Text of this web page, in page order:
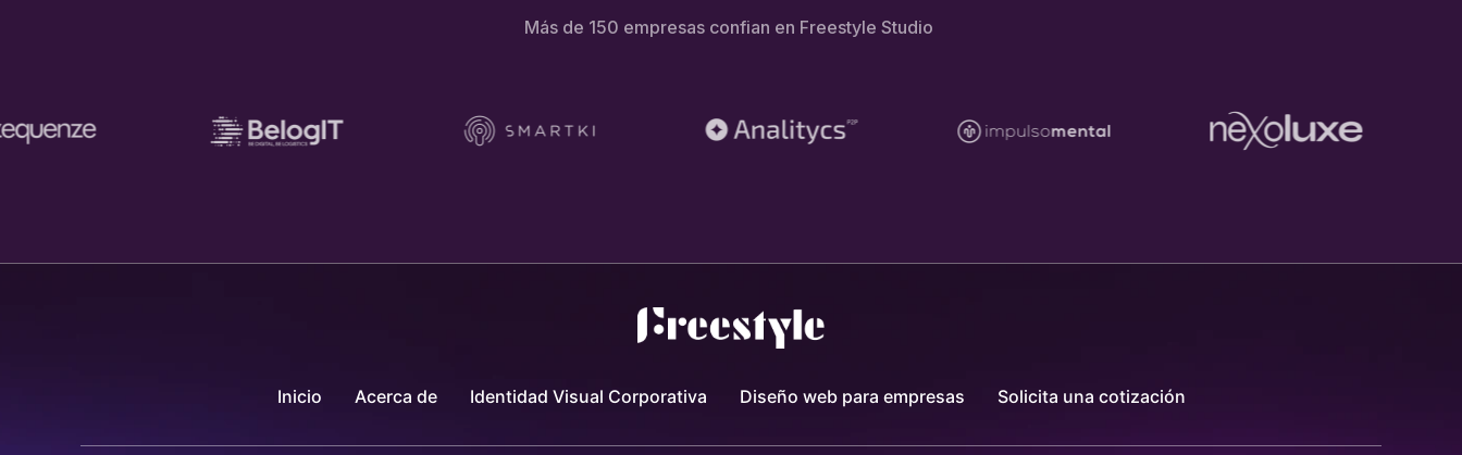
Más de 150 empresas confian en Freestyle Studio
Inicio Acerca de Identidad Visual Corporativa Diseño web para empresas Solicita una cotización